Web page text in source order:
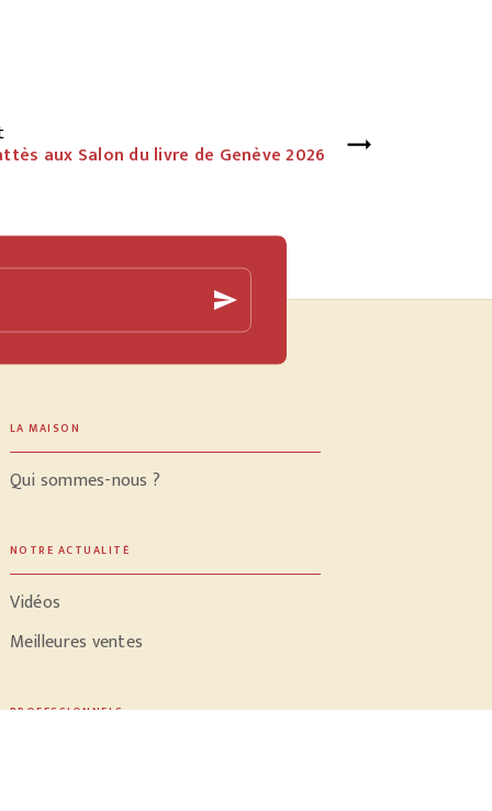
aux Salon du livre de Genève 2026
send
LA MAISON
Qui sommes-nous ?
NOTRE ACTUALITÉ
Vidéos
Meilleures ventes
PROFESSIONNELS